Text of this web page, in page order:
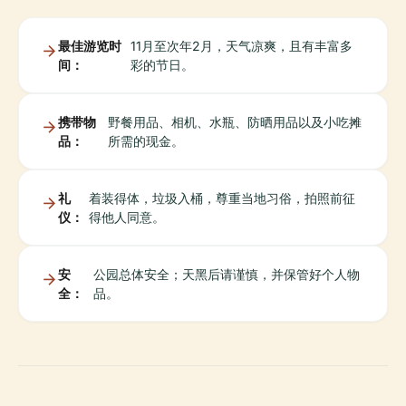
最佳游览时
间：
11月至次年2月，天气凉爽，且有丰富多
彩的节日。
携带物
品：
野餐用品、相机、水瓶、防晒用品以及小吃摊
所需的现金。
礼
仪：
着装得体，垃圾入桶，尊重当地习俗，拍照前征
得他人同意。
安
全：
公园总体安全；天黑后请谨慎，并保管好个人物
品。